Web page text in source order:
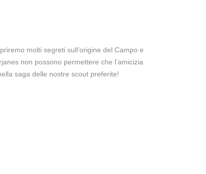
molti segreti sull’origine del Campo e
non possono permettere che l’amicizia
saga delle nostre scout preferite!